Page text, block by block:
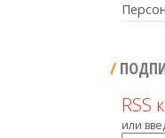
RSS
или